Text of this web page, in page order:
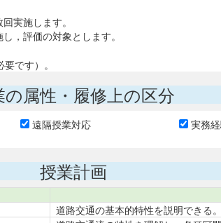
実施します。
，評価の対象とします。
です）。
の属性・履修上の区分
遠隔授業対応 実務
授業計画
道路交通の基本的特性を説明できる。